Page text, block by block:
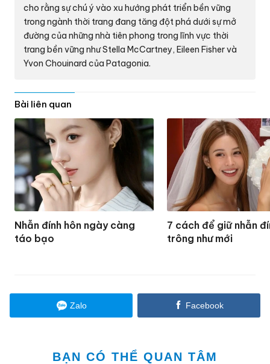
cho rằng sự chú ý vào xu hướng phát triển bền vững
trong ngành thời trang đang tăng đột phá dưới sự mở
đường của những nhà tiên phong trong lĩnh vực thời
trang bền vững như Stella McCartney, Eileen Fisher và
Yvon Chouinard của Patagonia.
Bài liên quan
Nhẫn đính hôn ngày càng
táo bạo
7 cách để giữ nhẫn
trông như mới
Zalo Facebook
BẠN CÓ THỂ QUAN TÂM